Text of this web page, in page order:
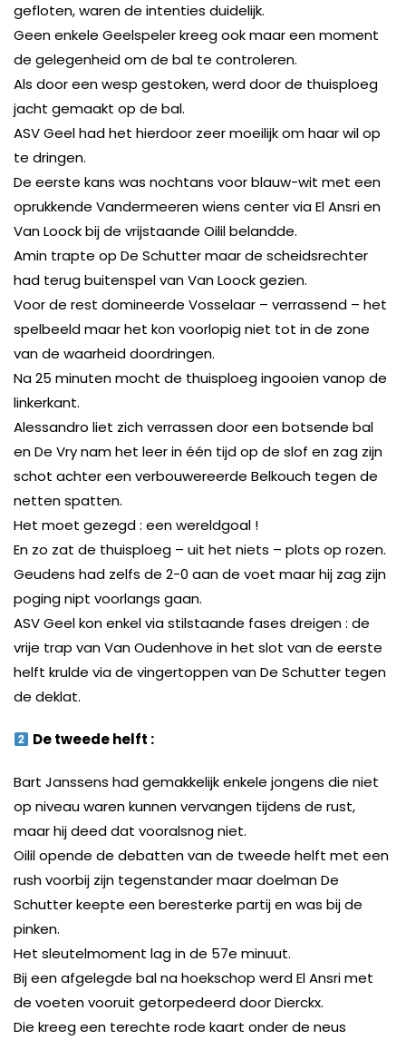
gefloten, waren de intenties duidelijk.
Geen enkele Geelspeler kreeg ook maar een moment
de gelegenheid om de bal te controleren.
Als door een wesp gestoken, werd door de thuisploeg
jacht gemaakt op de bal.
ASV Geel had het hierdoor zeer moeilijk om haar wil op
te dringen.
De eerste kans was nochtans voor blauw-wit met een
oprukkende Vandermeeren wiens center via El Ansri en
Van Loock bij de vrijstaande Oilil belandde.
Amin trapte op De Schutter maar de scheidsrechter
had terug buitenspel van Van Loock gezien.
Voor de rest domineerde Vosselaar – verrassend – het
spelbeeld maar het kon voorlopig niet tot in de zone
van de waarheid doordringen.
Na 25 minuten mocht de thuisploeg ingooien vanop de
linkerkant.
Alessandro liet zich verrassen door een botsende bal
en De Vry nam het leer in één tijd op de slof en zag zijn
schot achter een verbouwereerde Belkouch tegen de
netten spatten.
Het moet gezegd : een wereldgoal !
En zo zat de thuisploeg – uit het niets – plots op rozen.
Geudens had zelfs de 2-0 aan de voet maar hij zag zijn
poging nipt voorlangs gaan.
ASV Geel kon enkel via stilstaande fases dreigen : de
vrije trap van Van Oudenhove in het slot van de eerste
helft krulde via de vingertoppen van De Schutter tegen
de deklat.
De tweede helft :
Bart Janssens had gemakkelijk enkele jongens die niet
op niveau waren kunnen vervangen tijdens de rust,
maar hij deed dat vooralsnog niet.
Oilil opende de debatten van de tweede helft met een
rush voorbij zijn tegenstander maar doelman De
Schutter keepte een beresterke partij en was bij de
pinken.
Het sleutelmoment lag in de 57e minuut.
Bij een afgelegde bal na hoekschop werd El Ansri met
de voeten vooruit getorpedeerd door Dierckx.
Die kreeg een terechte rode kaart onder de neus